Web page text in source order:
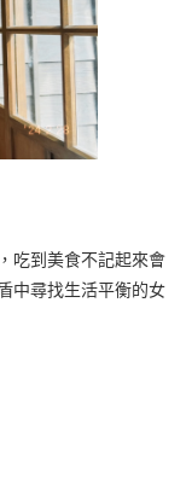
吃到美食不記起來會
中尋找生活平衡的女